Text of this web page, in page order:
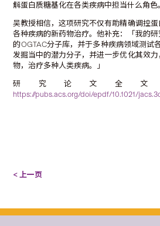
解蛋白质糖基化在各类疾病中担当什么角色
吴教授相信，这项研究不仅有助精确调控
各种疾病的新药物治疗。他补充：「我的
的OGTAC分子库，并于多种疾病领域测试
发掘当中的潜力分子，并进一步优化其效
物，治疗多种人类疾病。」
研究论文全文
https://pubs.acs.org/doi/epdf/10.1021/
< 上一页